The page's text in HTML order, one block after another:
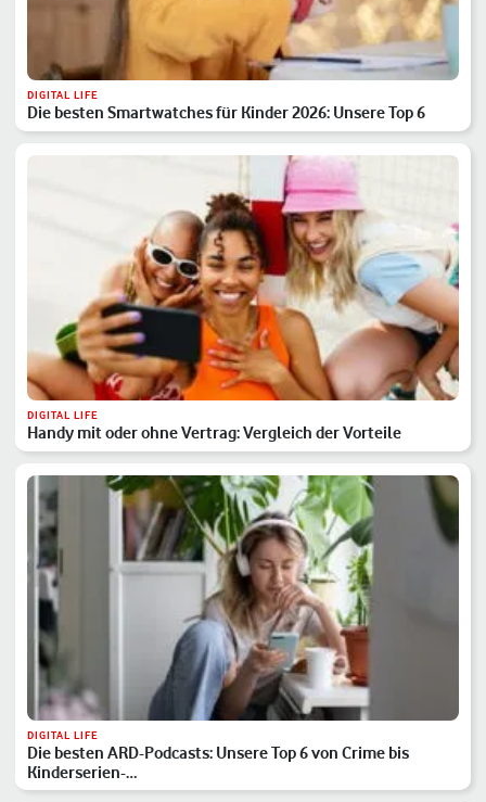
DIGITAL LIFE
Die besten Smartwatches für Kinder 2026: Unsere Top 6
DIGITAL LIFE
Handy mit oder ohne Vertrag: Vergleich der Vorteile
DIGITAL LIFE
Die besten ARD-Podcasts: Unsere Top 6 von Crime bis
Kinderserien-…